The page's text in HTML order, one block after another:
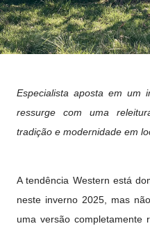
Especialista aposta em um inverno no qual o estilo country
ressurge com uma
tradição e modernidade em
A tendência Western está
neste inverno 2025, mas
uma versão completamente